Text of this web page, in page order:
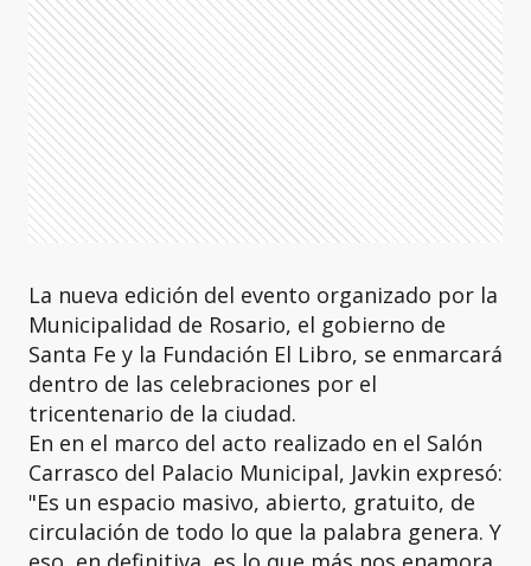
La nueva edición del evento organizado por la
Municipalidad de Rosario, el gobierno de
Santa Fe y la Fundación El Libro, se enmarcará
dentro de las celebraciones por el
tricentenario de la ciudad.
En en el marco del acto realizado en el Salón
Carrasco del Palacio Municipal, Javkin expresó:
"Es un espacio masivo, abierto, gratuito, de
circulación de todo lo que la palabra genera. Y